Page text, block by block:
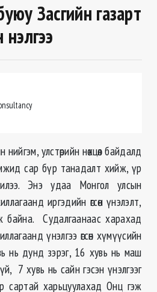
Засгийн газарт
улстөрийн нөхцөл байдалд
сар бүр танадалт хийж, үр
Энэ удаа Монгол улсын
иргэдийн өгсөн үнэлэлт,
байна. Судалгаанаас харахад
үнэлгээ өгсөн хүмүүсийн
нь дунд зэрэг, 16 хувь нь маш
7 хувь нь сайн гэсэн үнэлгээг
сартай харьцуулахад Онц гэж